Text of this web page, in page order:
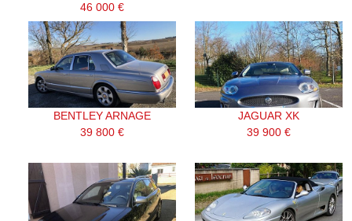
46 000 €
BENTLEY ARNAGE
39 800 €
JAGUAR XK
39 900 €